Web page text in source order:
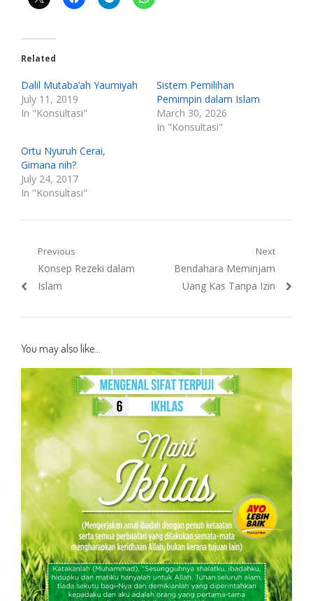
Related
Dalil Mutaba’ah Yaumiyah
July 11, 2019
In "Konsultasi"
Sistem Pemilihan
Pemimpin dalam Islam
March 30, 2026
In "Konsultasi"
Ortu Nyuruh Cerai,
Gimana nih?
July 24, 2017
In "Konsultasi"
Post
navigation
Previous
Previous
post:
Konsep Rezeki dalam
Islam
Next
Next
post:
Bendahara Meminjam
Uang Kas Tanpa Izin
You may also like...